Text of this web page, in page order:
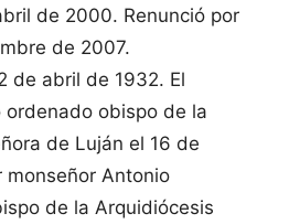
de 2000. Renunció por
de 2007.
de abril de 1932. El
obispo de la
de Luján el 16 de
monseñor Antonio
de la Arquidiócesis